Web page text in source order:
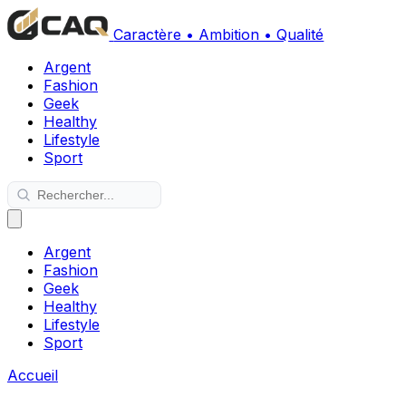
Caractère • Ambition • Qualité
Argent
Fashion
Geek
Healthy
Lifestyle
Sport
Argent
Fashion
Geek
Healthy
Lifestyle
Sport
Accueil